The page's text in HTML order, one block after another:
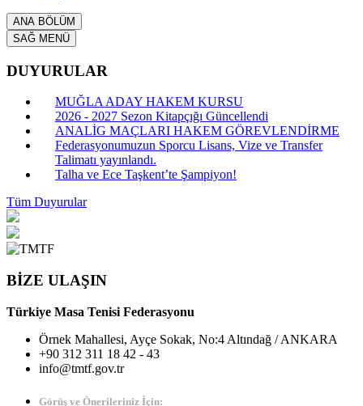
ANA BÖLÜM
SAĞ MENÜ
DUYURULAR
MUĞLA ADAY HAKEM KURSU
2026 - 2027 Sezon Kitapçığı Güncellendi
ANALİG MAÇLARI HAKEM GÖREVLENDİRME
Federasyonumuzun Sporcu Lisans, Vize ve Transfer
Talimatı yayınlandı.
Talha ve Ece Taşkent’te Şampiyon!
Tüm Duyurular
BİZE ULAŞIN
Türkiye Masa Tenisi Federasyonu
Örnek Mahallesi, Ayçe Sokak, No:4 Altındağ / ANKARA
+90 312 311 18 42 - 43
info@tmtf.gov.tr
Görüş ve Önerileriniz İçin: